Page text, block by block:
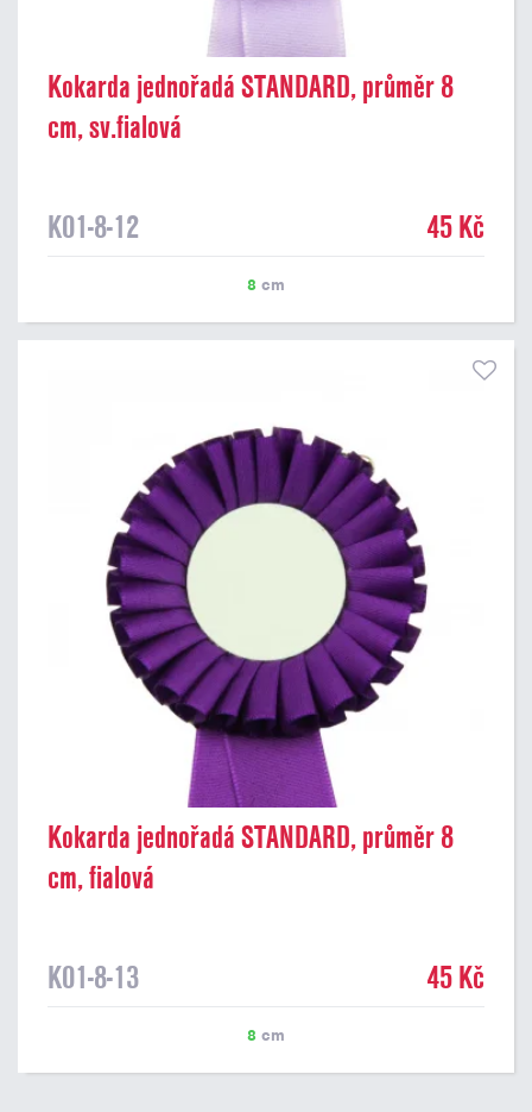
Kokarda jednořadá STANDARD, průměr 8
cm, sv.fialová
K01-8-12 45 Kč
8 cm
Kokarda jednořadá STANDARD, průměr 8
cm, fialová
K01-8-13 45 Kč
8 cm